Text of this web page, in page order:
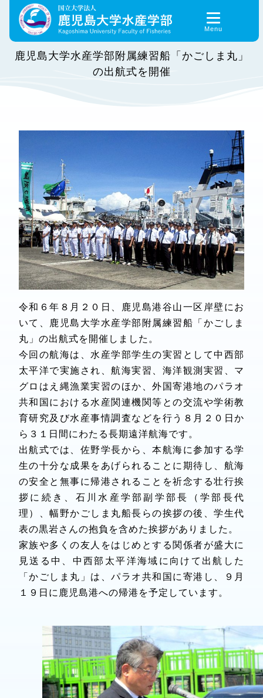
content
鹿児島大学水産学部附属練習船「かごしま丸」
の出航式を開催
令和６年８月２０日、鹿児島港谷山一区岸壁にお
いて、鹿児島大学水産学部附属練習船「かごしま
丸」の出航式を開催しました。
今回の航海は、水産学部学生の実習として中西部
太平洋で実施され、航海実習、海洋観測実習、マ
グロはえ縄漁業実習のほか、外国寄港地のパラオ
共和国における水産関連機関等との交流や学術教
育研究及び水産事情調査などを行う８月２０日か
ら３１日間にわたる長期遠洋航海です。
出航式では、佐野学長から、本航海に参加する学
生の十分な成果をあげられることに期待し、航海
の安全と無事に帰港されることを祈念する壮行挨
拶に続き、石川水産学部副学部長（学部長代
理）、幅野かごしま丸船長らの挨拶の後、学生代
表の黒岩さんの抱負を含めた挨拶がありました。
家族や多くの友人をはじめとする関係者が盛大に
見送る中、中西部太平洋海域に向けて出航した
「かごしま丸」は、パラオ共和国に寄港し、９月
１９日に鹿児島港への帰港を予定しています。